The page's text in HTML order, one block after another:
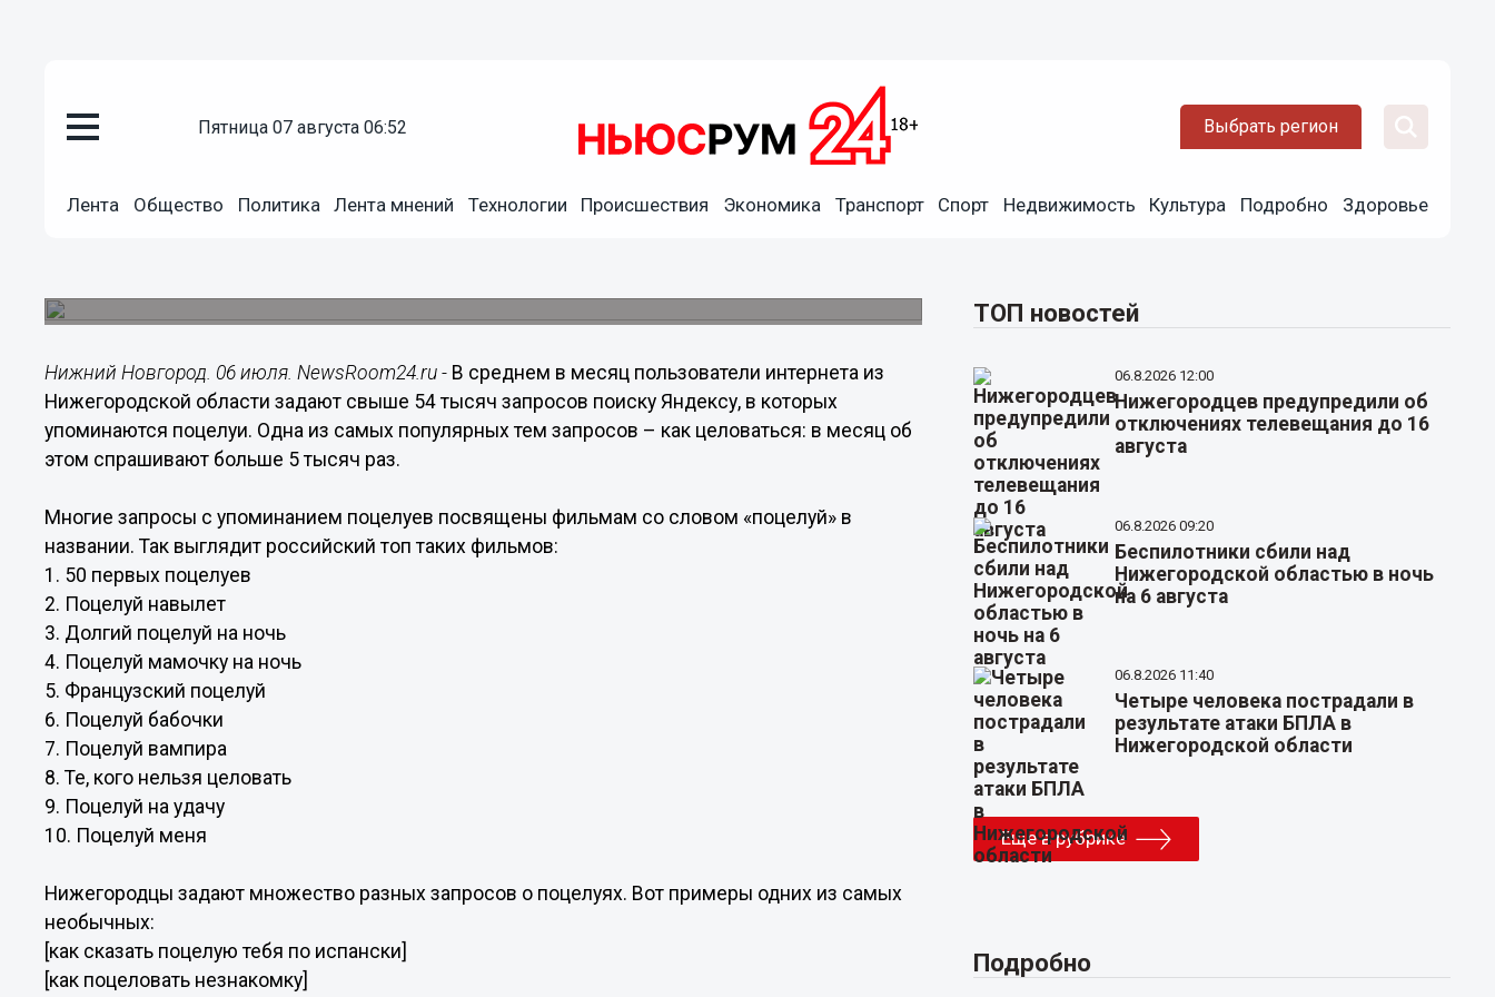
пятница 07 августа 06:52 Выбрать регион
Лента Общество Политика Лента мнений Технологии Происшествия Экономика Транспорт Спорт Недвижимость Культура Подробно Здоровье
О чем нижегородцы спрашивали Яндекс в преддверии Дня
Нижний Новгород. 06 июля. NewsRoom24.ru - В среднем в месяц пользователи интернета из
Нижегородской области задают свыше 54 тысяч запросов поиску Яндексу, в которых
упоминаются поцелуи. Одна из самых популярных тем запросов – как целоваться: в месяц об
этом спрашивают больше 5 тысяч раз.
Многие запросы с упоминанием поцелуев посвящены фильмам со словом «поцелуй» в
названии. Так выглядит российский топ таких фильмов:
1. 50 первых поцелуев
2. Поцелуй навылет
3. Долгий поцелуй на ночь
4. Поцелуй мамочку на ночь
5. Французский поцелуй
6. Поцелуй бабочки
7. Поцелуй вампира
8. Те, кого нельзя целовать
9. Поцелуй на удачу
10. Поцелуй меня
Нижегородцы задают множество разных запросов о поцелуях. Вот примеры одних из самых
необычных:
[как сказать поцелую тебя по испански]
[как поцеловать незнакомку]
ТОП новостей
06.8.2026 12:00
Нижегородцев предупредили об
отключениях телевещания до 16
августа
06.8.2026 09:20
Беспилотники сбили над
Нижегородской областью в ночь
на 6 августа
06.8.2026 11:40
Четыре человека пострадали в
результате атаки БПЛА в
Нижегородской области
Еще в рубрике
Подробно